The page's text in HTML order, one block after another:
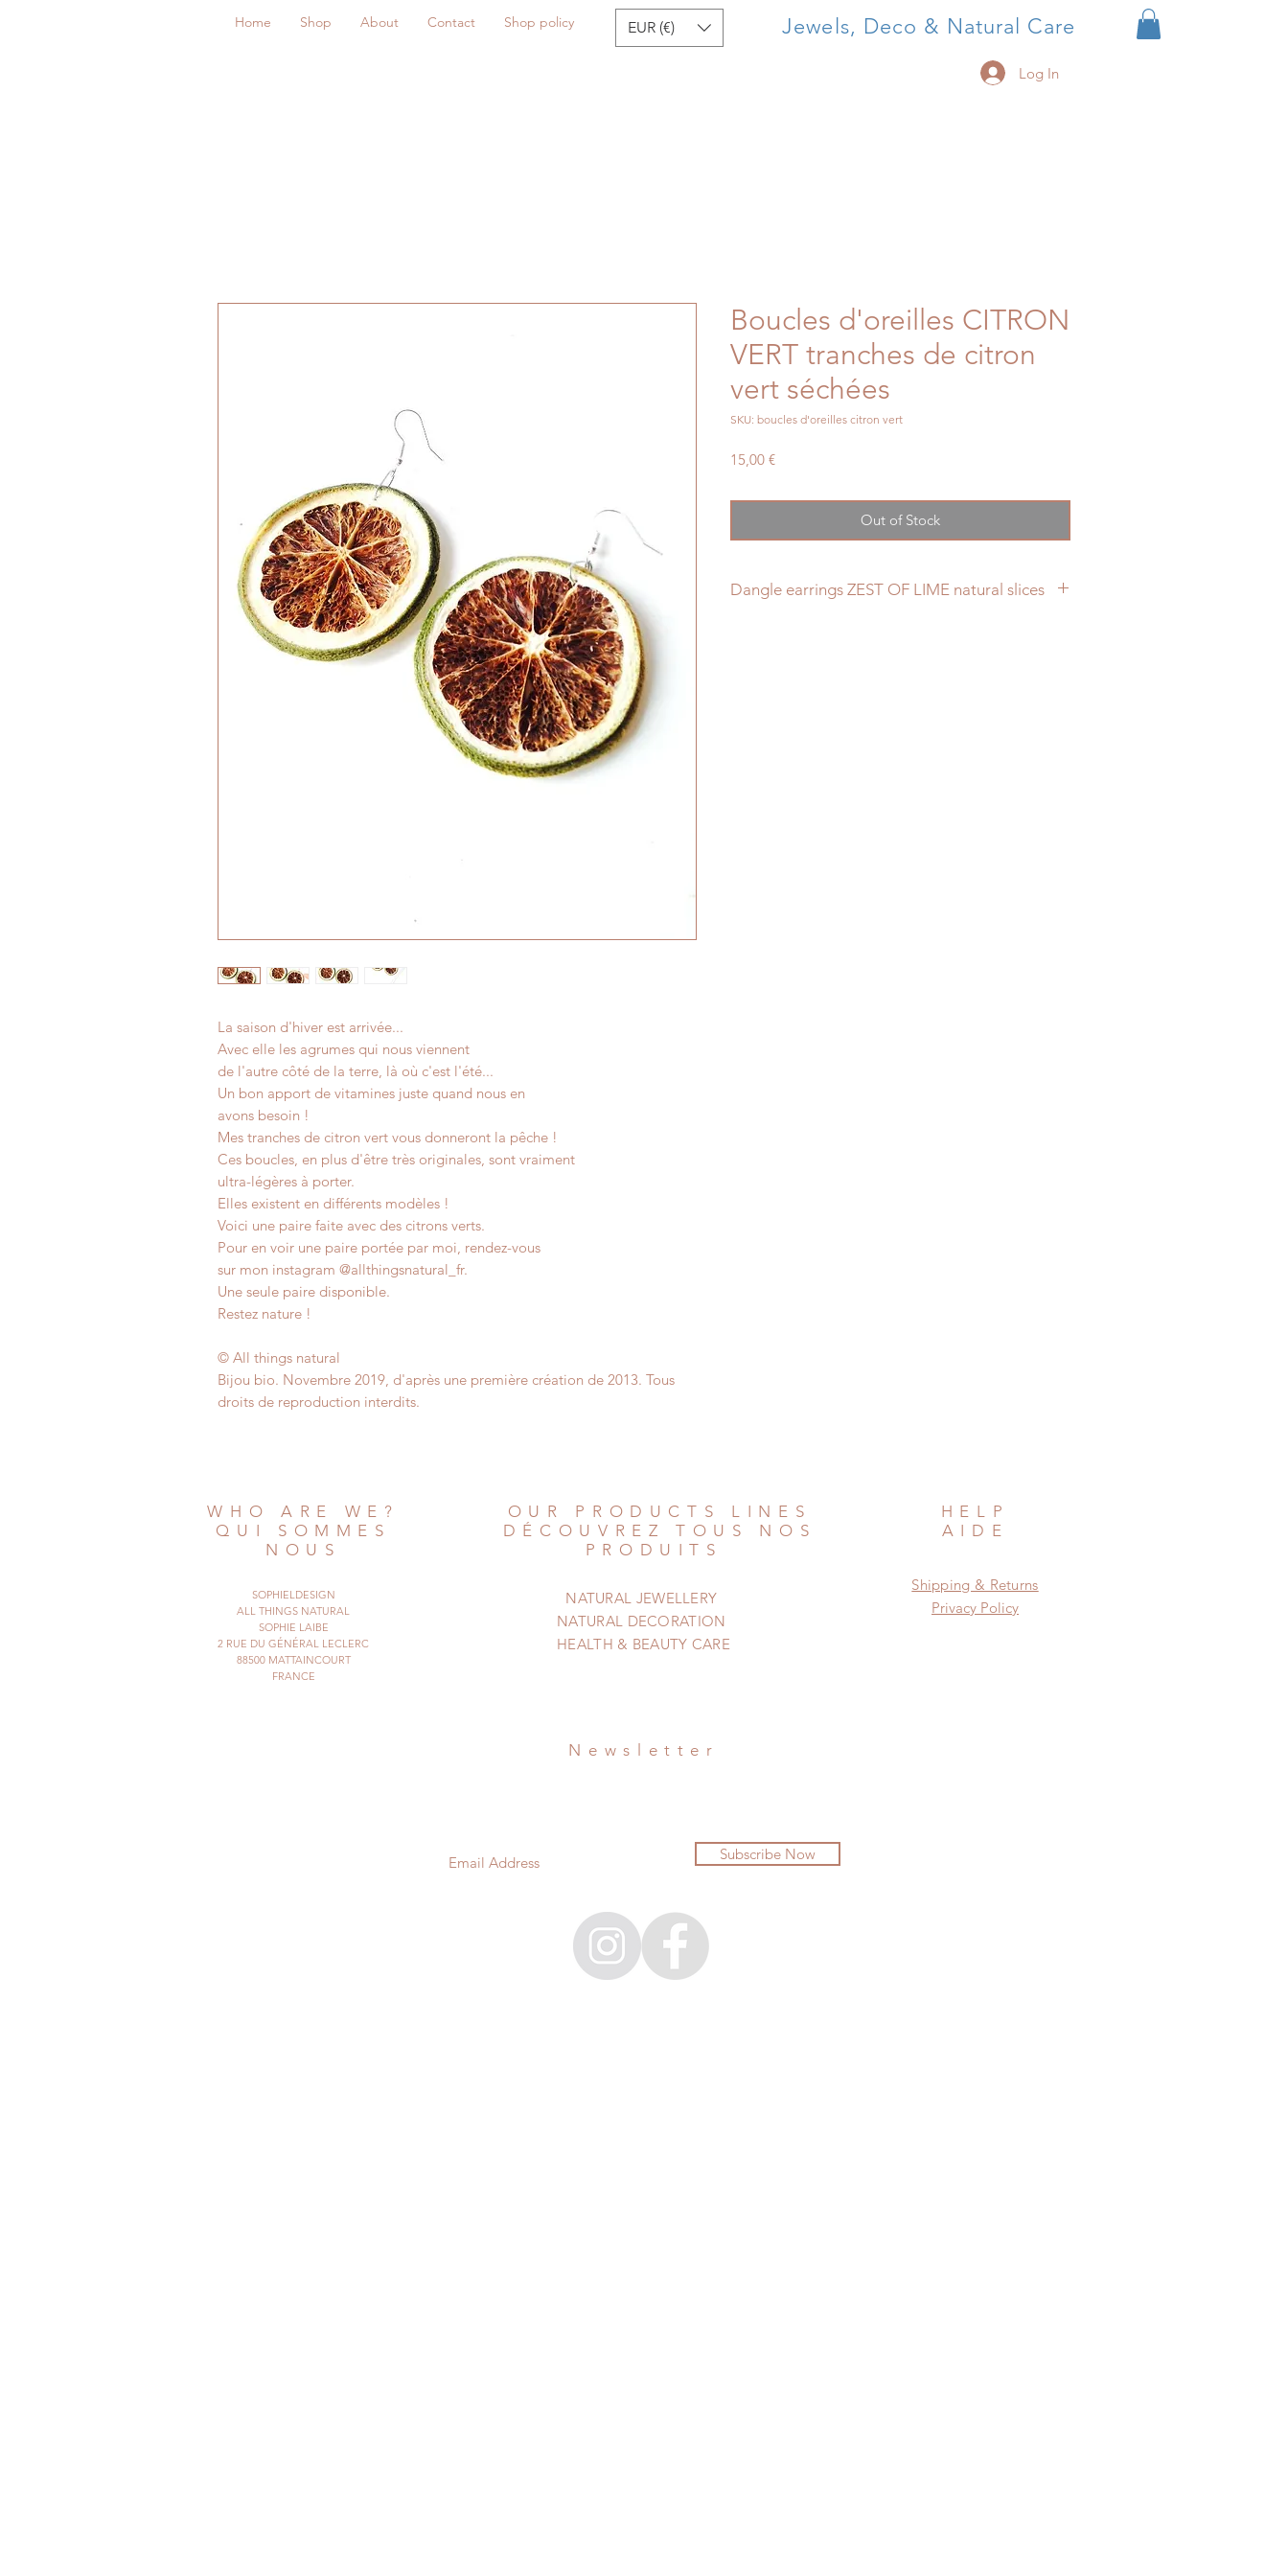
Home Shop About Contact Shop policy EUR (€) Jewels, Deco & Natural Care
Log In
La saison d'hiver est arrivée...
Avec elle les agrumes qui nous viennent
de l'autre côté de la terre, là où c'est l'été...
Un bon apport de vitamines juste quand nous en
avons besoin !
Mes tranches de citron vert vous donneront la pêche !
Ces boucles, en plus d'être très originales, sont vraiment
ultra-légères à porter.
Elles existent en différents modèles !
Voici une paire faite avec des citrons verts.
Pour en voir une paire portée par moi, rendez-vous
sur mon instagram @allthingsnatural_fr.
Une seule paire disponible.
Restez nature !
© All things natural
Bijou bio. Novembre 2019, d'après une première création de 2013. Tous
droits de reproduction interdits.
Boucles d'oreilles CITRON
VERT tranches de citron
vert séchées
SKU: boucles d'oreilles citron vert
15,00 €Price
Out of Stock
Dangle earrings ZEST OF LIME natural slices
WHO ARE WE?
QUI SOMMES
NOUS
SOPHIELDESIGN
ALL THINGS NATURAL
SOPHIE LAIBE
2 RUE DU GÉNÉRAL LECLERC
88500 MATTAINCOURT
FRANCE
OUR PRODUCTS LINES
DÉCOUVREZ TOUS NOS
PRODUITS
NATURAL JEWELLERY
NATURAL DECORATION
HEALTH & BEAUTY CARE
Newsletter
Subscribe Now
HELP
AIDE
Shipping & Returns
Privacy Policy